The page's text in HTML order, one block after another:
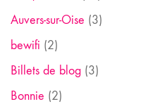
Auvers-sur-Oise (3)
bewifi (2)
Billets de blog (3)
Bonnie (2)